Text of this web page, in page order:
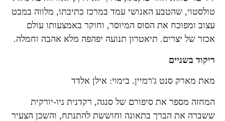
טולסטוי, שהטבע האנושי עמד במרכז כתיבתו, מלווה במבט
עצוב ומפוכח את הסוס המיוסר, וחוקר באמצעותו עולם
אכזר של יצרים. תיאטרון תנועה יפהפה מלא אהבה וחמלה.
ריקוד בשניים
מאת מארק סנט ג'רמיין. בימוי: אילן אלדד
המחזה מספר את סיפורם של סנגה, רקדנית ניו-יורקית
ששברה את הברך בתאונה וחוששת להתנתח, והשכן הצעיר